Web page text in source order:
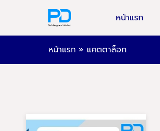
หน้าแรก
หน้าแรก » แคตตาล็อก